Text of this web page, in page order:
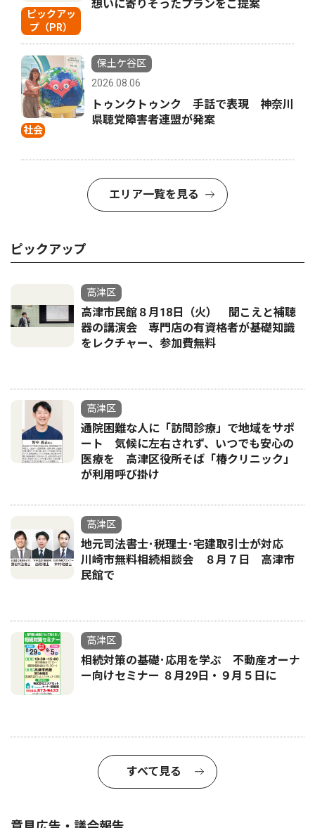
ピックアッ
プ（PR）
想いに寄りそったプランをご提案
社会
保土ケ谷区
2026.08.06
トゥンクトゥンク 手話で表現 神奈川
県聴覚障害者連盟が発案
エリア一覧を見る
ピックアップ
高津区
高津市民館８月18日（火） 聞こえと補聴
器の講演会 専門店の有資格者が基礎知識
をレクチャー、参加費無料
高津区
通院困難な人に「訪問診療」で地域をサポ
ート 気候に左右されず、いつでも安心の
医療を 高津区役所そば「椿クリニック」
が利用呼び掛け
高津区
地元司法書士･税理士･宅建取引士が対応
川崎市無料相続相談会 ８月７日 高津市
民館で
高津区
相続対策の基礎･応用を学ぶ 不動産オーナ
ー向けセミナー ８月29日・９月５日に
すべて見る